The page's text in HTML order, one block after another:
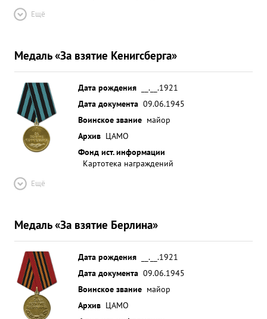
Ещё
Медаль «За взятие Кенигсберга»
Дата рождения
__.__.1921
Дата документа 09.06.1945
Воинское звание майор
Архив ЦАМО
Фонд ист. информации
Картотека награждений
Ещё
Медаль «За взятие Берлина»
Дата рождения
__.__.1921
Дата документа 09.06.1945
Воинское звание майор
Архив ЦАМО